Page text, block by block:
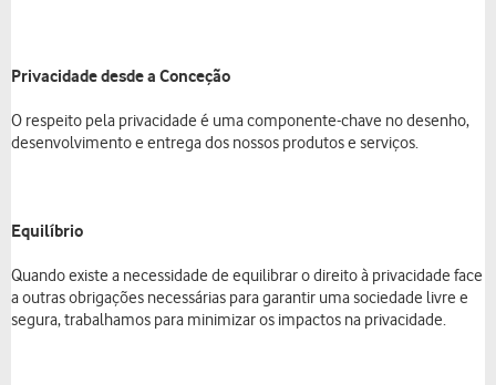
Privacidade desde a Conceção
O respeito pela privacidade é uma componente-chave no desenho,
desenvolvimento e entrega dos nossos produtos e serviços.
Equilíbrio
Quando existe a necessidade de equilibrar o direito à privacidade face
a outras obrigações necessárias para garantir uma sociedade livre e
segura, trabalhamos para minimizar os impactos na privacidade.